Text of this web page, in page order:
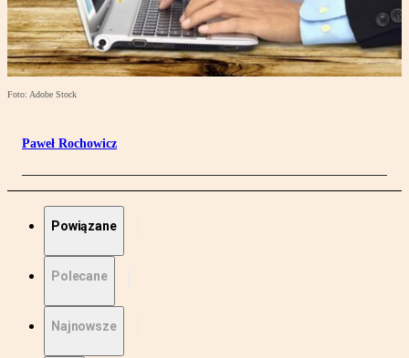
Foto: Adobe Stock
Paweł Rochowicz
Powiązane
Polecane
Najnowsze